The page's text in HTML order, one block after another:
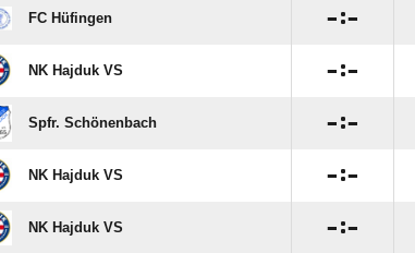
FC Hüfingen :
NK Hajduk VS :
Spfr. Schönenbach :
NK Hajduk VS :
NK Hajduk VS :